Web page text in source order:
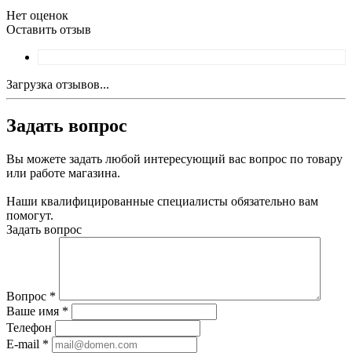
Нет оценок
Оставить отзыв
Загрузка отзывов...
Задать вопрос
Вы можете задать любой интересующий вас вопрос по товару
или работе магазина.
Наши квалифицированные специалисты обязательно вам
помогут.
Задать вопрос
Вопрос *
Ваше имя *
Телефон
E-mail *